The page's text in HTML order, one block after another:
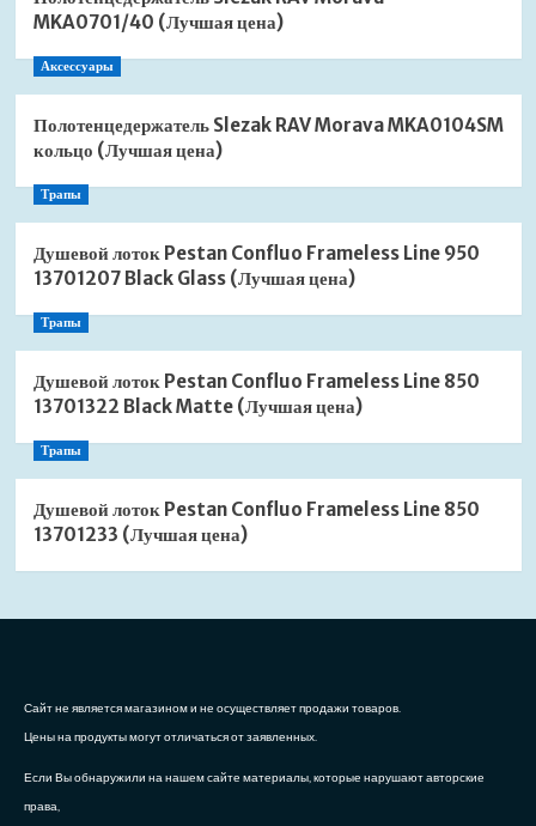
MKA0701/40 (Лучшая цена)
Аксессуары
Полотенцедержатель Slezak RAV Morava MKA0104SM
кольцо (Лучшая цена)
Трапы
Душевой лоток Pestan Confluo Frameless Line 950
13701207 Black Glass (Лучшая цена)
Трапы
Душевой лоток Pestan Confluo Frameless Line 850
13701322 Black Matte (Лучшая цена)
Трапы
Душевой лоток Pestan Confluo Frameless Line 850
13701233 (Лучшая цена)
Сайт не является магазином и не осуществляет продажи товаров.
Цены на продукты могут отличаться от заявленных.
Если Вы обнаружили на нашем сайте материалы, которые нарушают авторские
права,